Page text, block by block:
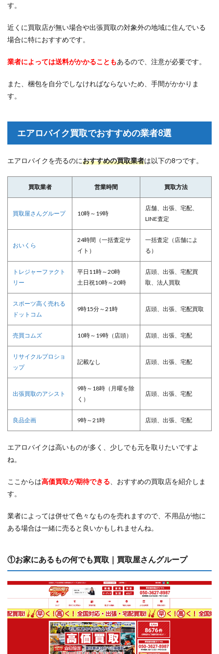
す。
近くに買取店が無い場合や出張買取の対象外の地域に住んでいる
場合に特におすすめです。
業者によっては送料がかかることもあるので、注意が必要です。
また、梱包を自分でしなければならないため、手間がかかりま
す。
エアロバイク買取でおすすめの業者8選
エアロバイクを売るのにおすすめの買取業者は以下の8つです。
買取業者 営業時間 買取方法
買取屋さんグループ 10時～19時
店舗、出張、宅配、
LINE査定
おいくら
24時間（一括査定サ
イト）
一括査定（店舗によ
る）
トレジャーファクト
リー
平日11時～20時
土日祝10時～20時
店頭、出張、宅配買
取、法人買取
スポーツ高く売れる
ドットコム
9時15分～21時 店頭、出張、宅配買取
売買コムズ 10時～19時（店頭） 店頭、出張、宅配
リサイクルプロショ
ップ
記載なし 店頭、出張、宅配
出張買取のアシスト
9時～18時（月曜を除
く）
店頭、出張、宅配
良品企画 9時～21時 店頭、出張、宅配
エアロバイクは高いものが多く、少しでも元を取りたいですよ
ね。
ここからは高価買取が期待できる 、おすすめの買取店を紹介しま
す。
業者によっては併せて色々なものを売れますので、不用品が他に
ある場合は一緒に売ると良いかもしれませんね。
①お家にあるもの何でも買取｜買取屋さんグループ